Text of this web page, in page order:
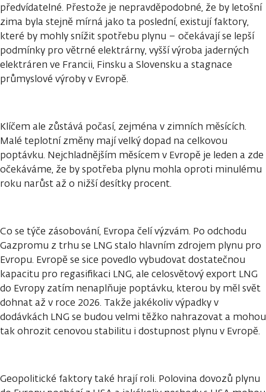
předvídatelné. Přestože je nepravděpodobné, že by letošní
zima byla stejně mírná jako ta poslední, existují faktory,
které by mohly snížit spotřebu plynu – očekávají se lepší
podmínky pro větrné elektrárny, vyšší výroba jaderných
elektráren ve Francii, Finsku a Slovensku a stagnace
průmyslové výroby v Evropě.
Klíčem ale zůstává počasí, zejména v zimních měsících.
Malé teplotní změny mají velký dopad na celkovou
poptávku. Nejchladnějším měsícem v Evropě je leden a zde
očekáváme, že by spotřeba plynu mohla oproti minulému
roku narůst až o nižší desítky procent.
Co se týče zásobování, Evropa čelí výzvám. Po odchodu
Gazpromu z trhu se LNG stalo hlavním zdrojem plynu pro
Evropu. Evropě se sice povedlo vybudovat dostatečnou
kapacitu pro regasifikaci LNG, ale celosvětový export LNG
do Evropy zatím nenaplňuje poptávku, kterou by měl svět
dohnat až v roce 2026. Takže jakékoliv výpadky v
dodávkách LNG se budou velmi těžko nahrazovat a mohou
tak ohrozit cenovou stabilitu i dostupnost plynu v Evropě.
Geopolitické faktory také hrají roli. Polovina dovozů plynu